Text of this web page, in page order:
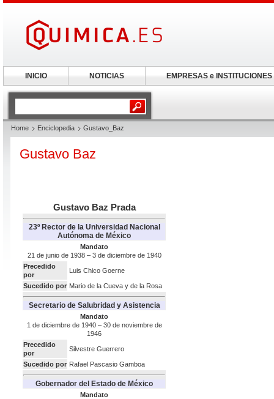
Home Enciclopedia Gustavo_Baz
Gustavo Baz
Gustavo Baz Prada
23º Rector de la Universidad Nacional
Autónoma de México
Mandato
21 de junio de 1938 – 3 de diciembre de 1940
Precedido
por
Luis Chico Goerne
Sucedido por Mario de la Cueva y de la Rosa
Secretario de Salubridad y Asistencia
Mandato
1 de diciembre de 1940 – 30 de noviembre de
1946
Precedido
por
Silvestre Guerrero
Sucedido por Rafael Pascasio Gamboa
Gobernador del Estado de México
Mandato
INICIO NOTICIAS EMPRESAS e INSTITUCIONES